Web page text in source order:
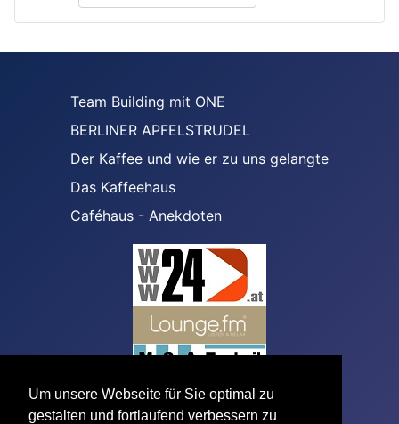
Um unsere Webseite für Sie optimal zu
gestalten und fortlaufend verbessern zu
Team Building mit ONE
BERLINER APFELSTRUDEL
Der Kaffee und wie er zu uns gelangte
Das Kaffeehaus
Caféhaus - Anekdoten